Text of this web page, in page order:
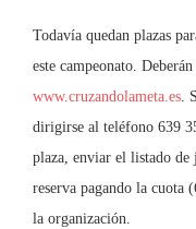
Todavía quedan plazas
este campeonato.
www.cruzandolameta.es.
dirigirse al teléfono 639
plaza, enviar el listado
reserva pagando la cuota
la organización.